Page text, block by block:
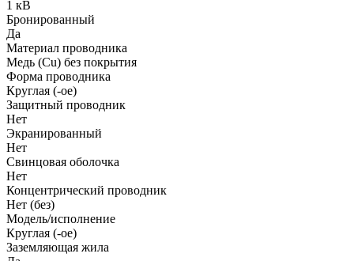
1 кВ
Бронированный
Да
Материал проводника
Медь (Cu) без покрытия
Форма проводника
Круглая (-ое)
Защитный проводник
Нет
Экранированный
Нет
Свинцовая оболочка
Нет
Концентрический проводник
Нет (без)
Модель/исполнение
Круглая (-ое)
Заземляющая жила